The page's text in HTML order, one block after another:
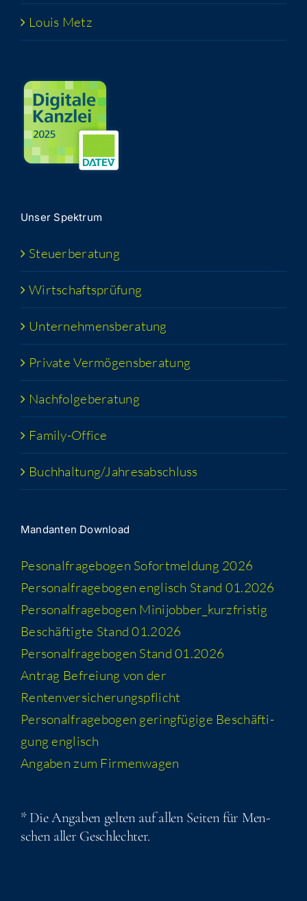
Lou­is Metz
Unser Spek­trum
Steu­er­be­ra­tung
Wirt­schafts­prü­fung
Unter­neh­mens­be­ra­tung
Pri­va­te Vermögensberatung
Nach­fol­ge­be­ra­tung
Fami­­ly-Office
Buchhaltung/​​Jahresabschluss
Man­dan­ten Download
Peso­nal­fra­ge­bo­gen Sofort­mel­dung 2026
Per­so­nal­fra­ge­bo­gen eng­lisch Stand 01.2026
Per­so­nal­fra­ge­bo­gen Minijobber_​kurzfristig
Beschäf­tig­te Stand 01.2026
Per­so­nal­fra­ge­bo­gen Stand 01.2026
Antrag Befrei­ung von der
Rentenversicherungspflicht
Per­so­nal­fra­ge­bo­gen gering­fü­gi­ge Beschäf­ti­
gung englisch
Anga­ben zum Firmenwagen
* Die Anga­ben gel­ten auf allen Sei­ten für Men­
schen aller Geschlechter.